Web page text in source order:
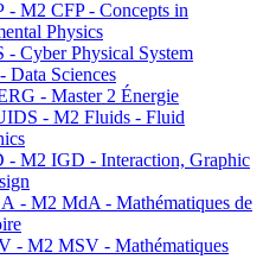
- M2 CFP - Concepts in
Physics
- Cyber Physical System
Data Sciences
- Master 2 Énergie
- M2 Fluids - Fluid
- M2 IGD - Interaction, Graphic
- M2 MdA - Mathématiques de
- M2 MSV - Mathématiques